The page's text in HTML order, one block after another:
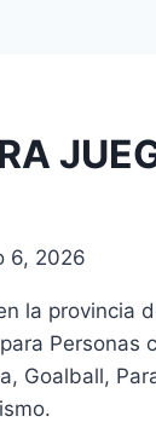
6, 2026
la
Goalball,